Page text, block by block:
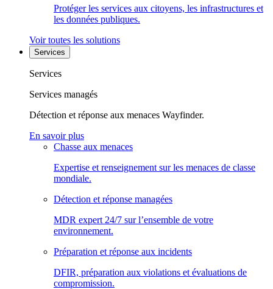
Protéger les services aux citoyens, les infrastructures et
les données publiques.
Voir toutes les solutions
Services
Services
Services managés
Détection et réponse aux menaces Wayfinder.
En savoir plus
Chasse aux menaces
Expertise et renseignement sur les menaces de classe
mondiale.
Détection et réponse managées
MDR expert 24/7 sur l’ensemble de votre
environnement.
Préparation et réponse aux incidents
DFIR, préparation aux violations et évaluations de
compromission.